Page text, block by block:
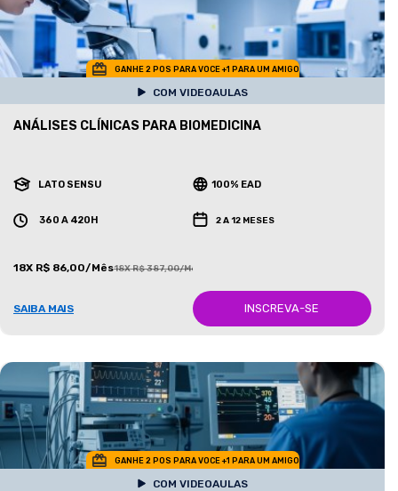
GANHE 2 POS PARA VOCE +1 PARA UM AMIGO
COM VIDEOAULAS
ANÁLISES CLÍNICAS PARA BIOMEDICINA
LATO SENSU 100% EAD
360 A 420H 2 A 12 MESES
18X R$ 86,00/Mês18X R$ 387,00/Mês
SAIBA MAIS INSCREVA-SE
GANHE 2 POS PARA VOCE +1 PARA UM AMIGO
COM VIDEOAULAS